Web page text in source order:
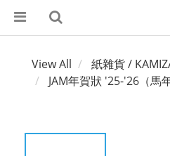
View All
紙雜貨 /
JAM年賀狀 '25-'26（馬年